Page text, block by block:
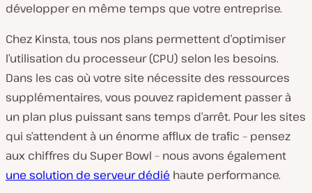
développer en même temps que votre entreprise.
Chez Kinsta, tous nos plans permettent d’optimiser
l’utilisation du processeur (CPU) selon les besoins.
Dans les cas où votre site nécessite des ressources
supplémentaires, vous pouvez rapidement passer à
un plan plus puissant sans temps d’arrêt. Pour les sites
qui s’attendent à un énorme afflux de trafic – pensez
aux chiffres du Super Bowl – nous avons également
une solution de serveur dédié haute performance.